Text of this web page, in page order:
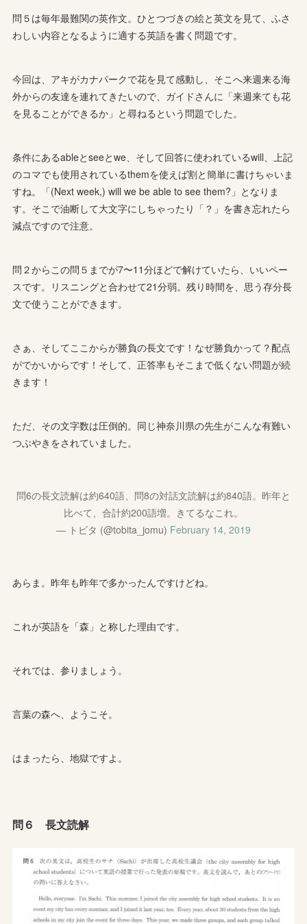
問５は毎年最難関の英作文。ひとつづきの絵と英文を見て、ふさ
わしい内容となるように適する英語を書く問題です。
今回は、アキがカナパークで花を見て感動し、そこへ来週来る海
外からの友達を連れてきたいので、ガイドさんに「来週来ても花
を見ることができるか」と尋ねるという問題でした。
条件にあるableとseeとwe、そして回答に使われているwill、上記
のコマでも使用されているthemを使えば割と簡単に書けちゃいま
すね。「(Next week,) will we be able to see them?」となりま
す。そこで油断して大文字にしちゃったり「？」を書き忘れたら
減点ですので注意。
問２からこの問５までが7〜11分ほどで解けていたら、いいペー
スです。リスニングと合わせて21分弱。残り時間を、思う存分長
文で使うことができます。
さぁ、そしてここからが勝負の長文です！なぜ勝負かって？配点
がでかいからです！そして、正答率もそこまで低くない問題が続
きます！
ただ、その文字数は圧倒的。同じ神奈川県の先生がこんな有難い
つぶやきをされていました。
問6の長文読解は約640語、問8の対話文読解は約840語。昨年と
比べて、合計約200語増。きてるなこれ。
— トビタ (@tobita_jomu) February 14, 2019
あらま。昨年も昨年で多かったんですけどね。
これが英語を「森」と称した理由です。
それでは、参りましょう。
言葉の森へ、ようこそ。
はまったら、地獄ですよ。
問６ 長文読解